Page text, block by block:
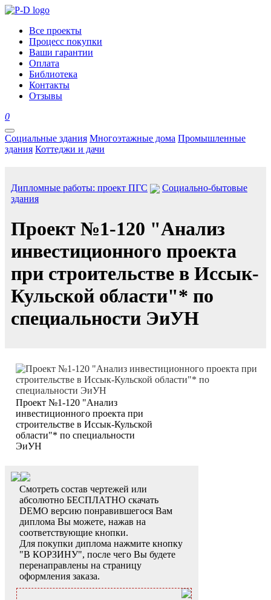
Все проекты
Процесс покупки
Ваши гарантии
Оплата
Библиотека
Контакты
Отзывы
0
Социальные здания Многоэтажные дома Промышленные
здания Коттеджи и дачи
Дипломные работы: проект ПГС
Социально-бытовые
здания
Проект №1-120 "Анализ
инвестиционного проекта
при строительстве в Иссык-
Кульской области"* по
специальности ЭиУН
Проект №1-120 "Анализ
инвестиционного проекта при
строительстве в Иссык-Кульской
области"* по специальности
ЭиУН
Смотреть состав чертежей или
абсолютно БЕСПЛАТНО скачать
DEMO версию понравившегося Вам
диплома Вы можете, нажав на
соответствующие кнопки.
Для покупки диплома нажмите кнопку
"В КОРЗИНУ", после чего Вы будете
перенаправлены на страницу
оформления заказа.